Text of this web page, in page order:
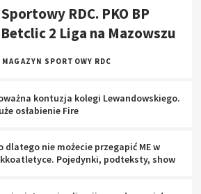
RDC. PKO BP
2 Liga na Mazowszu
MAGAZYN SPORTOWY RDC
kontuzja kolegi Lewandowskiego.
osłabienie Fire
dlatego nie możecie przegapić ME w
Pojedynki, podteksty, show